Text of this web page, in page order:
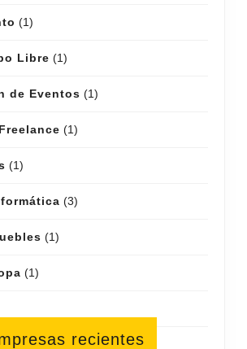
(1)
Libre (1)
de Eventos (1)
(1)
(1)
(3)
(1)
(1)
recientes